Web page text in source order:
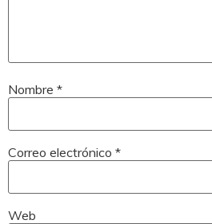
Nombre *
Correo electrónico *
Web